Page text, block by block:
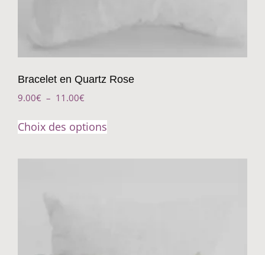
Bracelet en Quartz Rose
9.00€ – 11.00€
Choix des options